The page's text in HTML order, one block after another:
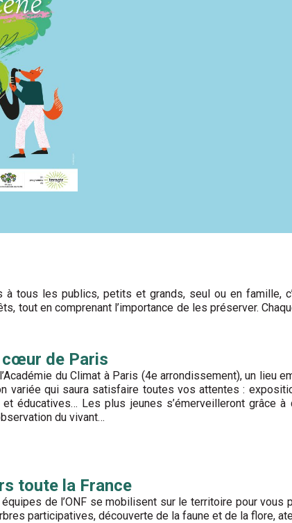
à tous les publics, petits et grands, seul ou en famille,
tout en comprenant l’importance de les préserver.
cœur de Paris
du Climat à Paris (4e arrondissement), un lieu
variée qui saura satisfaire toutes vos attentes :
éducatives… Les plus jeunes s’émerveilleront
du vivant…
toute la France
de l’ONF se mobilisent sur le territoire pour
participatives, découverte de la faune et de la flore,